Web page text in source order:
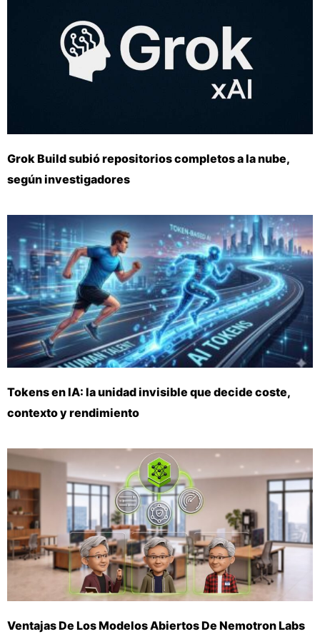
Grok Build subió repositorios completos a la nube,
según investigadores
Tokens en IA: la unidad invisible que decide coste,
contexto y rendimiento
Ventajas De Los Modelos Abiertos De Nemotron Labs